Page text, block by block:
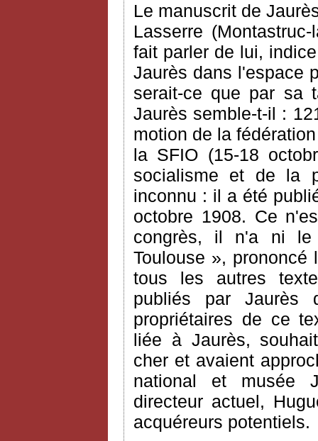
Le manuscrit de
Lasserre
fait parler de lui,
Jaurès dans l'espace
serait-ce que par sa
Jaurès semble-t-il :
motion de la
la SFIO (15-18
socialisme et de la
inconnu : il a été
octobre 1908. Ce
congrès, il n'a ni le
Toulouse »,
tous les autres
publiés par Jaurès
propriétaires de ce
liée à Jaurès,
cher et avaient
national et musée
directeur actuel,
acquéreurs potentiels.